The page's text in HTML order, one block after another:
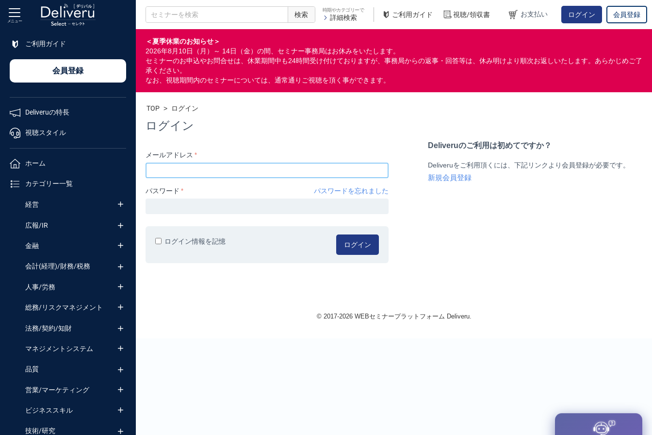
検索
時期やカテゴリーで
詳細検索 ご利用ガイド 視聴/領収書 お支払い ログイン 会員登録
＜夏季休業のお知らせ＞
2026年8月10日（月）～ 14日（金）の間、セミナー事務局はお休みをいたします。
セミナーのお申込やお問合せは、休業期間中も24時間受け付けておりますが、事務局からの返事・回答等は、休み明けより順次お返しいたします。あらかじめご了
承ください。
なお、視聴期間内のセミナーについては、通常通りご視聴を頂く事ができます。
メニュー
ご利用ガイド
会員登録
Deliveruの特長
視聴スタイル
ホーム
カテゴリー一覧
経営
広報/IR
金融
会計(経理)/財務/税務
人事/労務
総務/リスクマネジメント
法務/契約/知財
マネジメントシステム
品質
営業/マーケティング
ビジネススキル
技術/研究
企業
チャンネル
TOP > ログイン
ログイン
メールアドレス
パスワード パスワードを忘れました
ログイン
ログイン情報を記憶
Deliveruのご利用は初めてですか？
Deliveruをご利用頂くには、下記リンクより会員登録が必要です。
新規会員登録
© 2017-2026 WEBセミナープラットフォーム Deliveru.